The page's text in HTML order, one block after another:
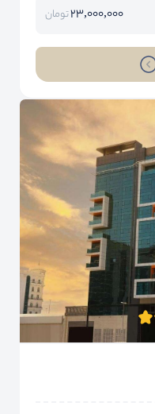
23,000,000تومان